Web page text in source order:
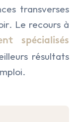
transverses
Le recours à
spécialisés
résultats